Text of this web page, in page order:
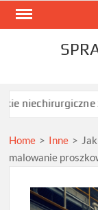
Skip
zabiegi na
Home > Inne >
malowanie